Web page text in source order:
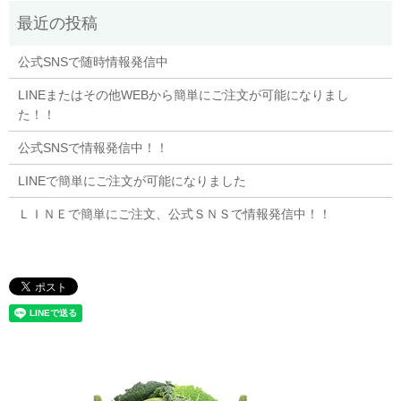
公式SNSで随時情報発信中
LINEまたはその他WEBから簡単にご注文が可能になりまし
た！！
公式SNSで情報発信中！！
LINEで簡単にご注文が可能になりました
ＬＩＮＥで簡単にご注文、公式ＳＮＳで情報発信中！！